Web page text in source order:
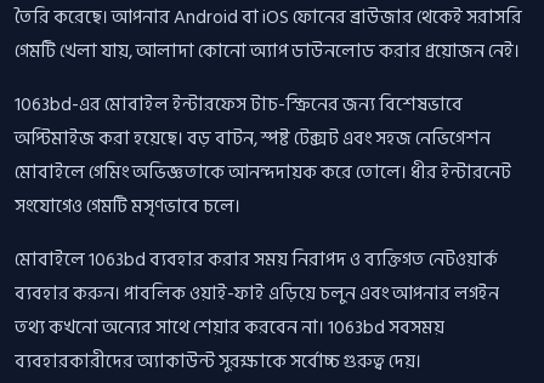
তৈরি করেছে। আপনার Android বা iOS ফোনের ব্রাউজার থেকেই সরাসরি
গেমটি খেলা যায়, আলাদা কোনো অ্যাপ ডাউনলোড করার প্রয়োজন নেই।
1063bd-এর মোবাইল ইন্টারফেস টাচ-স্ক্রিনের জন্য বিশেষভাবে
অপ্টিমাইজ করা হয়েছে। বড় বাটন, স্পষ্ট টেক্সট এবং সহজ নেভিগেশন
মোবাইলে গেমিং অভিজ্ঞতাকে আনন্দদায়ক করে তোলে। ধীর ইন্টারনেট
সংযোগেও গেমটি মসৃণভাবে চলে।
মোবাইলে 1063bd ব্যবহার করার সময় নিরাপদ ও ব্যক্তিগত নেটওয়ার্ক
ব্যবহার করুন। পাবলিক ওয়াই-ফাই এড়িয়ে চলুন এবং আপনার লগইন
তথ্য কখনো অন্যের সাথে শেয়ার করবেন না। 1063bd সবসময়
ব্যবহারকারীদের অ্যাকাউন্ট সুরক্ষাকে সর্বোচ্চ গুরুত্ব দেয়।